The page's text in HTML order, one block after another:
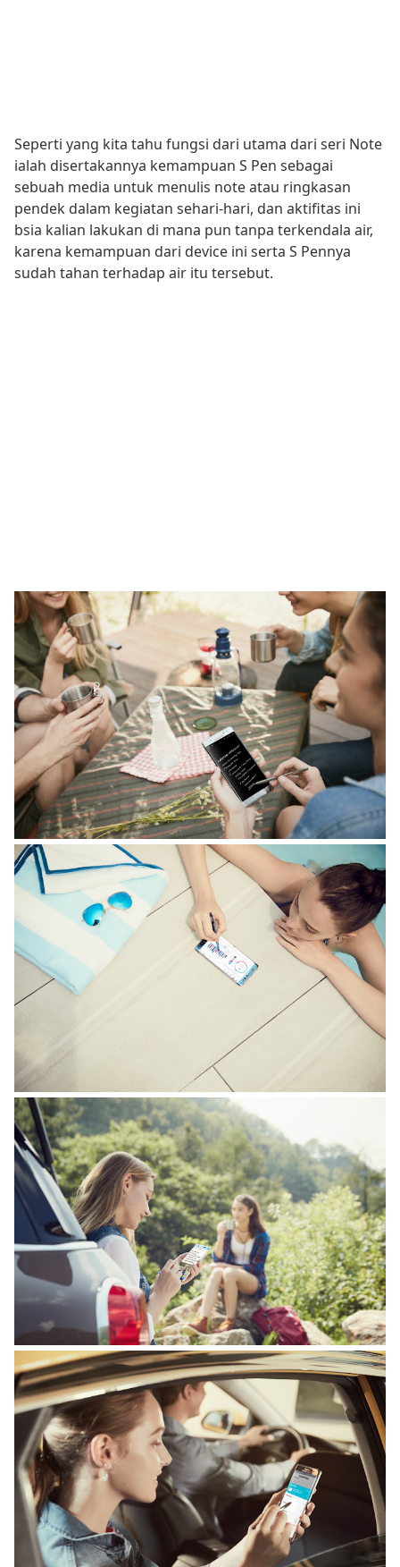
Seperti yang kita tahu fungsi dari utama dari seri Note
ialah disertakannya kemampuan S Pen sebagai
sebuah media untuk menulis note atau ringkasan
pendek dalam kegiatan sehari-hari, dan aktifitas ini
bsia kalian lakukan di mana pun tanpa terkendala air,
karena kemampuan dari device ini serta S Pennya
sudah tahan terhadap air itu tersebut.